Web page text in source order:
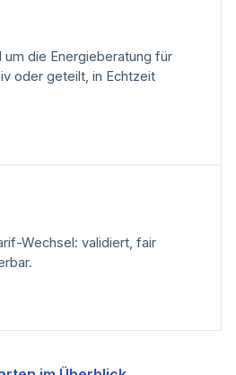
die Energieberatung für
oder geteilt, in Echtzeit
Wechsel: validiert, fair